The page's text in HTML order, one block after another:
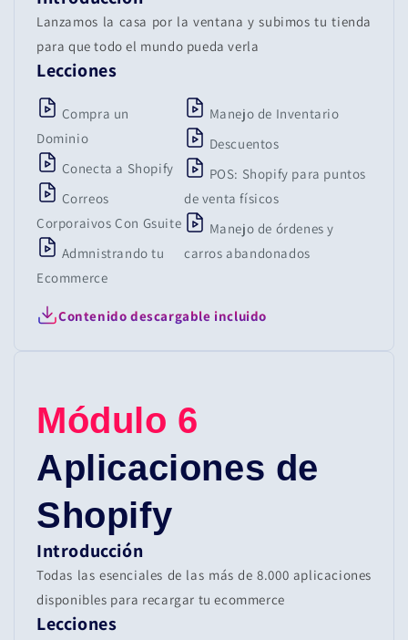
Lanzamos la casa por la ventana y subimos tu tienda
para que todo el mundo pueda verla
Lecciones
Compra un
Dominio
Conecta a Shopify
Correos
Corporaivos Con Gsuite
Admnistrando tu
Ecommerce
Manejo de Inventario
Descuentos
POS: Shopify para puntos
de venta físicos
Manejo de órdenes y
carros abandonados
Contenido descargable incluido
Módulo 6
Aplicaciones de
Shopify
Introducción
Todas las esenciales de las más de 8.000 aplicaciones
disponibles para recargar tu ecommerce
Lecciones